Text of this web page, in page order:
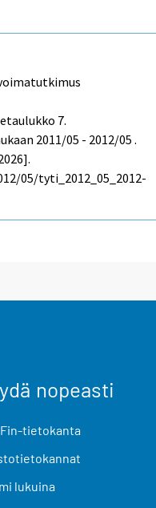
7.
2011/05 - 2012/05 .
05/tyti_2012_05_2012-
nopeasti
tietokanta
lukuina